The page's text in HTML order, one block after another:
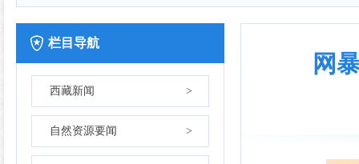
栏目导航
西藏新闻 >
自然资源要闻 >
网